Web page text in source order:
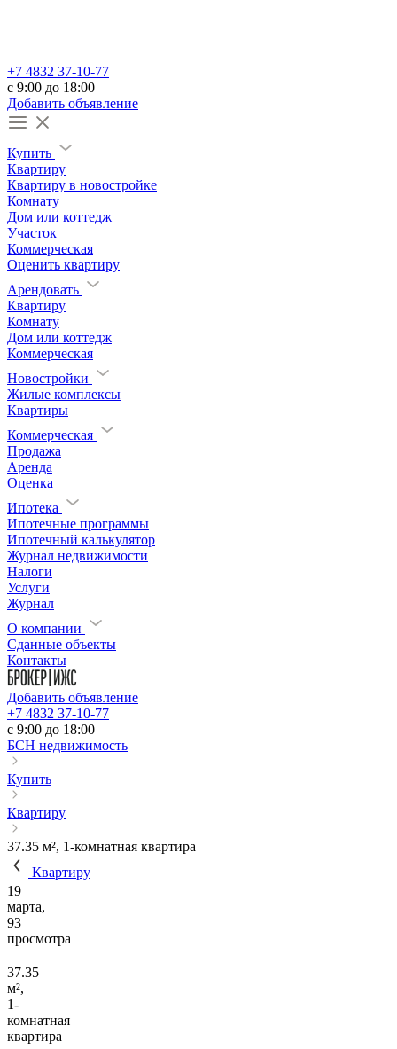
+7 4832 37-10-77
c 9:00 до 18:00
Добавить объявление
Купить
Квартиру
Квартиру в новостройке
Комнату
Дом или коттедж
Участок
Коммерческая
Оценить квартиру
Арендовать
Квартиру
Комнату
Дом или коттедж
Коммерческая
Новостройки
Жилые комплексы
Квартиры
Коммерческая
Продажа
Аренда
Оценка
Ипотека
Ипотечные программы
Ипотечный калькулятор
Журнал недвижимости
Налоги
Услуги
Журнал
О компании
Сданные объекты
Контакты
Добавить объявление
+7 4832 37-10-77
c 9:00 до 18:00
БСН недвижимость
Купить
Квартиру
37.35 м², 1-комнатная квартира
Квартиру
19
марта,
93
просмотра
37.35
м²,
1-
комнатная
квартира